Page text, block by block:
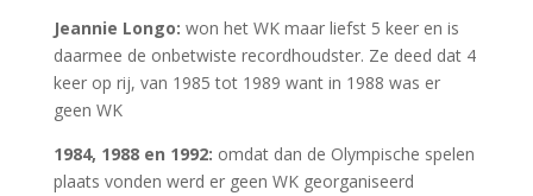
Jeannie Longo: won het WK maar liefst 5 keer en is
daarmee de onbetwiste recordhoudster. Ze deed dat 4
keer op rij, van 1985 tot 1989 want in 1988 was er
geen WK
1984, 1988 en 1992: omdat dan de Olympische spelen
plaats vonden werd er geen WK georganiseerd